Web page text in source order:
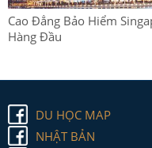
Cao Đẳng Bảo Hiểm
Hàng Đầu
DU HỌC MAP
NHẬT BẢN